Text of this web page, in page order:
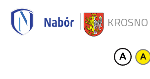
KROSNO